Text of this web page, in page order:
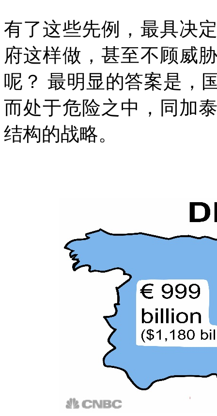
有了这些先例，最具决
府这样做，甚至不顾威
呢？ 最明显的答案是，
而处于危险之中，同加
结构的战略。